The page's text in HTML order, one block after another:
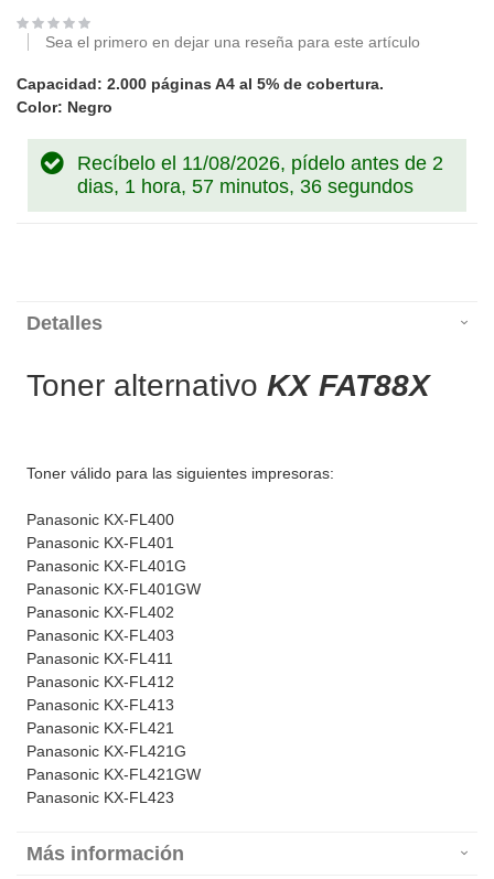
Sea el primero en dejar una reseña para este artículo
Capacidad: 2.000 páginas A4 al 5% de cobertura.
Color: Negro
Recíbelo el 11/08/2026, pídelo antes de 2
dias, 1 hora, 57 minutos, 36 segundos
Detalles
Toner alternativo KX FAT88X
Toner válido para las siguientes impresoras:
Panasonic KX-FL400
Panasonic KX-FL401
Panasonic KX-FL401G
Panasonic KX-FL401GW
Panasonic KX-FL402
Panasonic KX-FL403
Panasonic KX-FL411
Panasonic KX-FL412
Panasonic KX-FL413
Panasonic KX-FL421
Panasonic KX-FL421G
Panasonic KX-FL421GW
Panasonic KX-FL423
Más información